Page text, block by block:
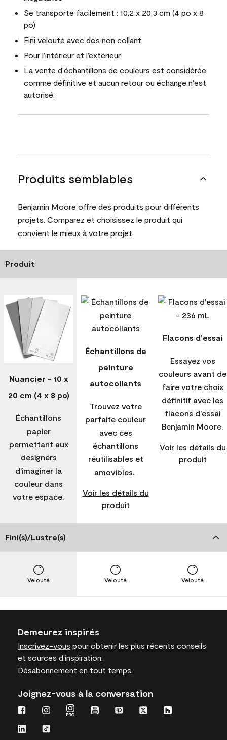
Se transporte facilement : 10,2 x 20,3 cm (4 po x 8
po)
Fini velouté avec dos non collant
Pour l’intérieur et l’extérieur
La vente d'échantillons de couleurs est considérée
comme définitive et aucun retour ou échange n'est
autorisé.
Produits semblables
Benjamin Moore offre des produits pour différents
projets. Comparez et choisissez le produit qui
convient le mieux à votre projet.
Produit
Nuancier - 10 x
20 cm (4 x 8 po)
Échantillons
papier
permettant aux
designers
d’imaginer la
couleur dans
votre espace.
Échantillons de
peinture
autocollants
Trouvez votre
parfaite couleur
avec ces
échantillons
réutilisables et
amovibles.
Voir les détails du
produit
Flacons d'essai
Essayez vos
couleurs avant de
faire votre choix
définitif avec les
flacons d'essai
Benjamin Moore.
Voir les détails du
produit
Fini(s)/Lustre(s)
Velouté Velouté Velouté
Demeurez inspirés
Inscrivez-vous pour obtenir les plus récents conseils
et sources d’inspiration.
Désabonnement en tout temps.
Joignez-vous à la conversation